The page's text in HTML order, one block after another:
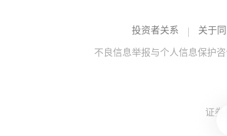
投资者关系 关于
不良信息举报与个人信息保护
证券